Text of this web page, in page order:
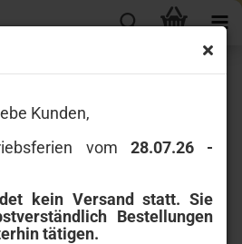
Kunden,
vom 28.07.26 -
kein Versand statt. Sie
Bestellungen
tätigen.
»
Letzter »